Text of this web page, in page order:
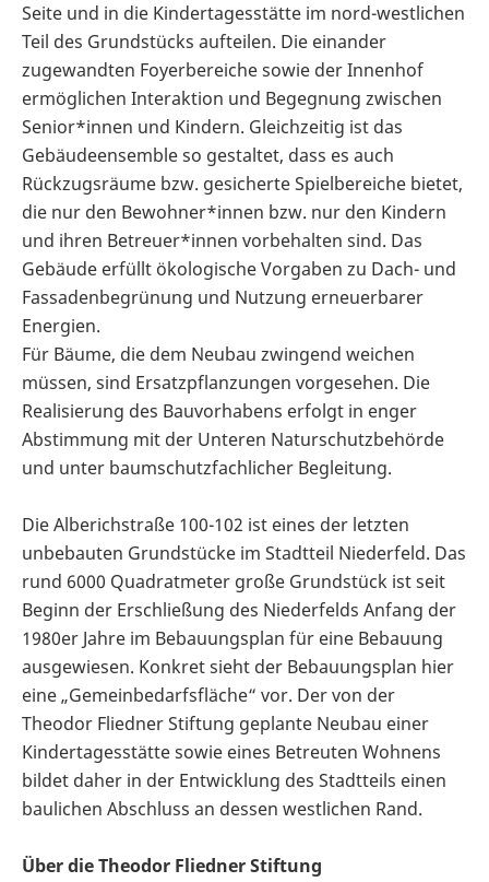
Seite und in die Kindertagesstätte im nord-westlichen
Teil des Grundstücks aufteilen. Die einander
zugewandten Foyerbereiche sowie der Innenhof
ermöglichen Interaktion und Begegnung zwischen
Senior*innen und Kindern. Gleichzeitig ist das
Gebäudeensemble so gestaltet, dass es auch
Rückzugsräume bzw. gesicherte Spielbereiche bietet,
die nur den Bewohner*innen bzw. nur den Kindern
und ihren Betreuer*innen vorbehalten sind. Das
Gebäude erfüllt ökologische Vorgaben zu Dach- und
Fassadenbegrünung und Nutzung erneuerbarer
Energien.
Für Bäume, die dem Neubau zwingend weichen
müssen, sind Ersatzpflanzungen vorgesehen. Die
Realisierung des Bauvorhabens erfolgt in enger
Abstimmung mit der Unteren Naturschutzbehörde
und unter baumschutzfachlicher Begleitung.
Die Alberichstraße 100-102 ist eines der letzten
unbebauten Grundstücke im Stadtteil Niederfeld. Das
rund 6000 Quadratmeter große Grundstück ist seit
Beginn der Erschließung des Niederfelds Anfang der
1980er Jahre im Bebauungsplan für eine Bebauung
ausgewiesen. Konkret sieht der Bebauungsplan hier
eine „Gemeinbedarfsfläche“ vor. Der von der
Theodor Fliedner Stiftung geplante Neubau einer
Kindertagesstätte sowie eines Betreuten Wohnens
bildet daher in der Entwicklung des Stadtteils einen
baulichen Abschluss an dessen westlichen Rand.
Über die Theodor Fliedner Stiftung